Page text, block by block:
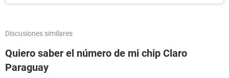
Discusiones similares
Quiero saber el número de mi chip Claro
Paraguay